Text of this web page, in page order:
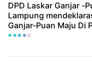
DPD Laskar Ganjar -
Lampung
Ganjar-Puan Maju Di
Mendatang